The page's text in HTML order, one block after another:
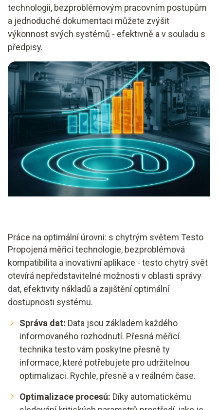
technologii, bezproblémovým pracovním postupům
a jednoduché dokumentaci můžete zvýšit
výkonnost svých systémů - efektivně a v souladu s
předpisy.
Práce na optimální úrovni: s chytrým světem Testo
Propojená měřicí technologie, bezproblémová
kompatibilita a inovativní aplikace - testo chytrý svět
otevírá nepředstavitelné možnosti v oblasti správy
dat, efektivity nákladů a zajištění optimální
dostupnosti systému.
Správa dat: Data jsou základem každého
informovaného rozhodnutí. Přesná měřicí
technika testo vám poskytne přesně ty
informace, které potřebujete pro udržitelnou
optimalizaci. Rychle, přesně a v reálném čase.
Optimalizace procesů: Díky automatickému